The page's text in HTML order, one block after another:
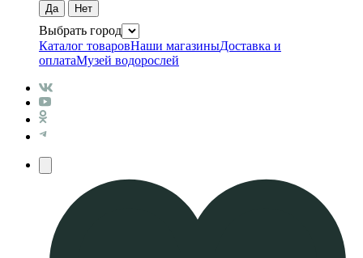
Выбрать город
Каталог товаровНаши магазиныДоставка и
оплатаМузей водорослей